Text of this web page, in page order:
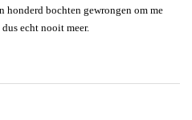
honderd bochten gewrongen om me
echt nooit meer.